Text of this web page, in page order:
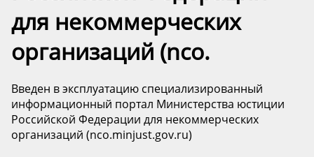
для некоммерческих
организаций (nco.
️Введен в эксплуатацию специализированный
информационный портал Министерства юстиции
Российской Федерации для некоммерческих
организаций (nco.minjust.gov.ru)